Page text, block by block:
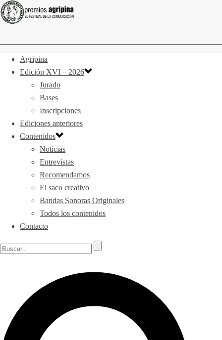
Agripina
Edición XVI – 2026
Jurado
Bases
Inscripciones
Ediciones anteriores
Contenidos
Noticias
Entrevistas
Recomendamos
El saco creativo
Bandas Sonoras Originales
Todos los contenidos
Contacto